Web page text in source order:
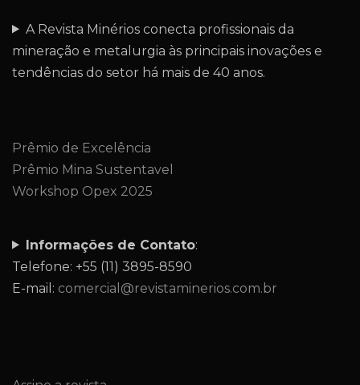
A Revista Minérios conecta profissionais da
mineração e metalurgia às principais inovações e
tendências do setor há mais de 40 anos.
Prêmio de Excelência
Prêmio Mina Sustentavel
Workshop Opex 2025
Informações de Contato:
Telefone: +55 (11) 3895-8590
E-mail: comercial@revistaminerios.com.br